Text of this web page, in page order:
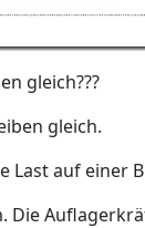
gleich???
gleich.
Last auf einer
Die